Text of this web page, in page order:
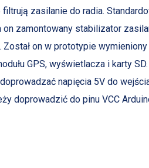
zasilanie do radia.
on zamontowany stabilizator
on w prototypie
GPS, wyświetlacza i karty
napięcia 5V do
doprowadzić do pinu VCC